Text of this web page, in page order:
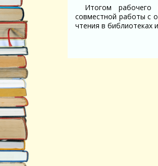
Итогом рабочего
совместной работы с
чтения в библиотеках